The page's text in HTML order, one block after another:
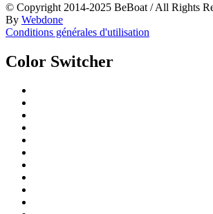
© Copyright 2014-2025 BeBoat /All Rights
By Webdone
Conditions générales d'utilisation
Color Switcher